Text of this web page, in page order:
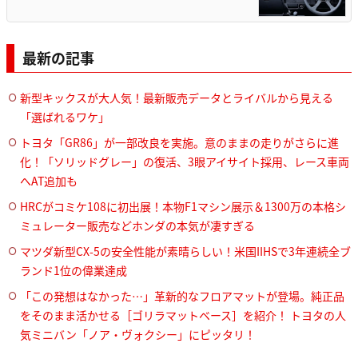
最新の記事
新型キックスが大人気！最新販売データとライバルから見える
「選ばれるワケ」
トヨタ「GR86」が一部改良を実施。意のままの走りがさらに進
化！「ソリッドグレー」の復活、3眼アイサイト採用、レース車両
へAT追加も
HRCがコミケ108に初出展！本物F1マシン展示＆1300万の本格シ
ミュレーター販売などホンダの本気が凄すぎる
マツダ新型CX-5の安全性能が素晴らしい！米国IIHSで3年連続全ブ
ランド1位の偉業達成
「この発想はなかった…」革新的なフロアマットが登場。純正品
をそのまま活かせる［ゴリラマットベース］を紹介！ トヨタの人
気ミニバン「ノア・ヴォクシー」にピッタリ！